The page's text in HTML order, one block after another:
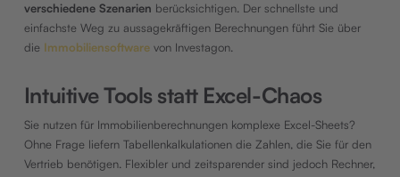
verschiedene Szenarien berücksichtigen. Der schnellste und
einfachste Weg zu aussagekräftigen Berechnungen führt Sie über
die Immobiliensoftwarevon Investagon.
Intuitive Tools statt Excel-Chaos
Sie nutzen für Immobilienberechnungen komplexe Excel-Sheets?
Ohne Frage liefern Tabellenkalkulationen die Zahlen, die Sie für den
Vertrieb benötigen. Flexibler und zeitsparender sind jedoch Rechner,